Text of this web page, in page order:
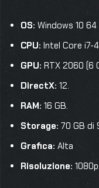
OS: Windows 10 64
CPU: Intel Core i7-
GPU: RTX 2060 (6
DirectX: 12.
RAM: 16 GB.
Storage: 70 GB di
Grafica: Alta
Risoluzione: 1080p